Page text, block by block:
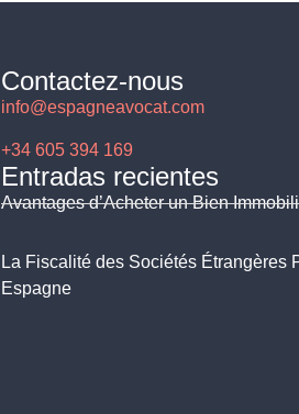
Contactez-nous
info@espagneavocat.com
+34 605 394 169
Entradas recientes
Avantages d’Acheter un Bien
La Fiscalité des Sociétés Étrangères
Espagne